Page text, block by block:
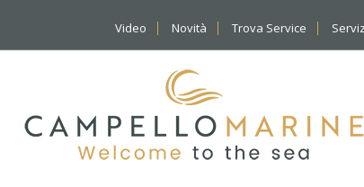
Video Novità Trova Service